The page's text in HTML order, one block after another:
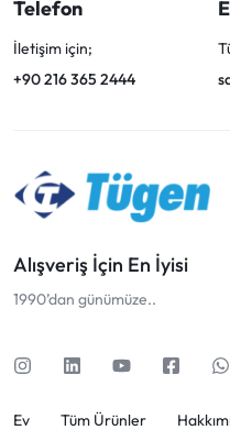
Telefon
İletişim için;
+90 216 365 2444
Alışveriş İçin En İyisi
1990’dan günümüze..
Ev Tüm Ürünler